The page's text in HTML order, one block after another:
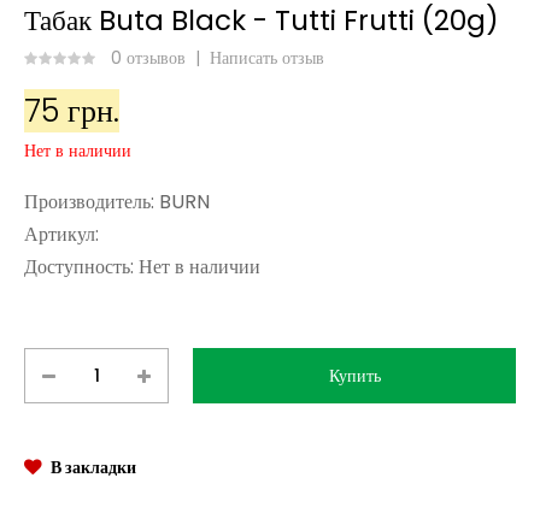
Табак Buta Black - Tutti Frutti (20g)
0 отзывов | Написать отзыв
75 грн.
Нет в наличии
Производитель: BURN
Артикул:
Доступность: Нет в наличии
В закладки